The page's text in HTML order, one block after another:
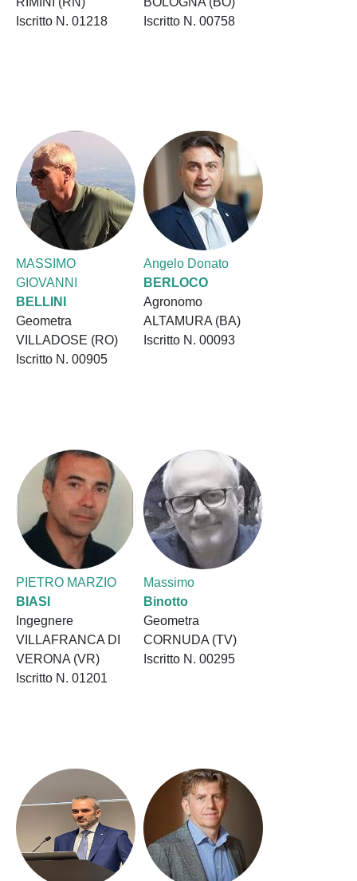
Iscritto N. 01218
Iscritto N. 00758
MASSIMO
GIOVANNI
BELLINI
Geometra
VILLADOSE (RO)
Iscritto N. 00905
Angelo Donato
BERLOCO
Agronomo
ALTAMURA (BA)
Iscritto N. 00093
PIETRO MARZIO
BIASI
Ingegnere
VILLAFRANCA DI
VERONA (VR)
Iscritto N. 01201
Massimo
Binotto
Geometra
CORNUDA (TV)
Iscritto N. 00295